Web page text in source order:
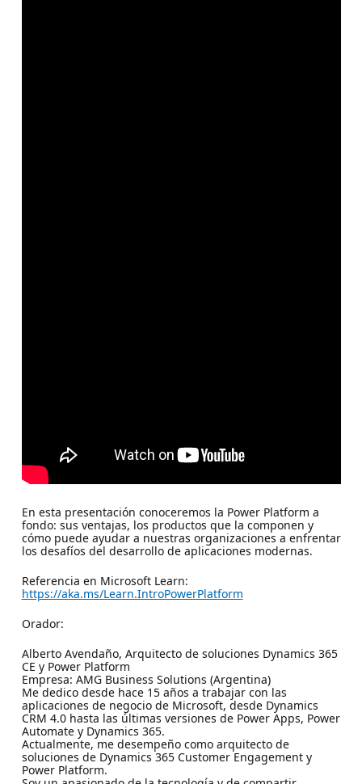
En esta presentación conoceremos la Power Platform a
fondo: sus ventajas, los productos que la componen y
cómo puede ayudar a nuestras organizaciones a enfrentar
los desafíos del desarrollo de aplicaciones modernas.
Referencia en Microsoft Learn:
https://aka.ms/Learn.IntroPowerPlatform
Orador:
Alberto Avendaño, Arquitecto de soluciones Dynamics 365
CE y Power Platform
Empresa: AMG Business Solutions (Argentina)
Me dedico desde hace 15 años a trabajar con las
aplicaciones de negocio de Microsoft, desde Dynamics
CRM 4.0 hasta las últimas versiones de Power Apps, Power
Automate y Dynamics 365.
Actualmente, me desempeño como arquitecto de
soluciones de Dynamics 365 Customer Engagement y
Power Platform.